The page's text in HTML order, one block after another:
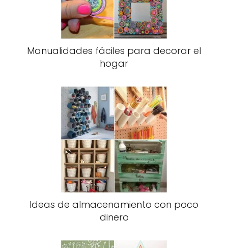
Manualidades fáciles para decorar el
hogar
Ideas de almacenamiento con poco
dinero